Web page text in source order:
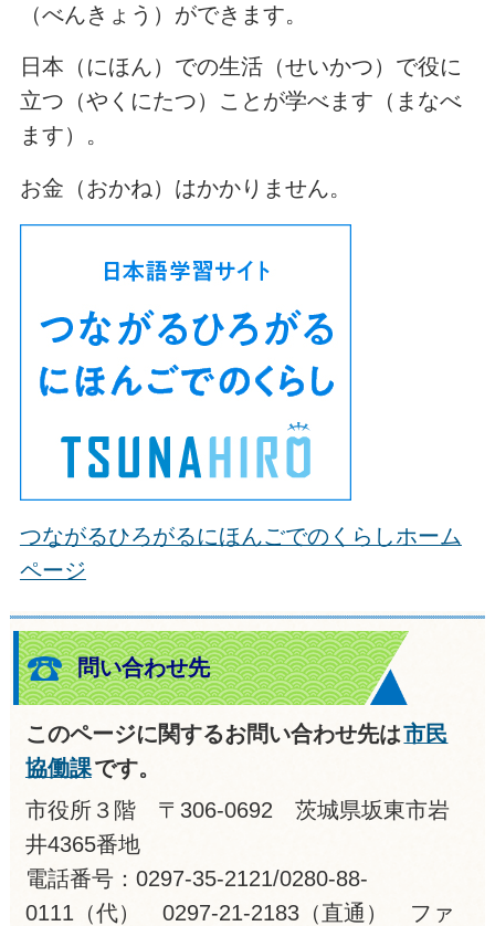
（べんきょう）ができます。
日本（にほん）での生活（せいかつ）で役に
立つ（やくにたつ）ことが学べます（まなべ
ます）。
お金（おかね）はかかりません。
つながるひろがるにほんごでのくらしホーム
ページ
問い合わせ先
このページに関するお問い合わせ先は市民
協働課です。
市役所３階 〒306-0692 茨城県坂東市岩
井4365番地
電話番号：0297-35-2121/0280-88-
0111（代） 0297-21-2183（直通） ファ